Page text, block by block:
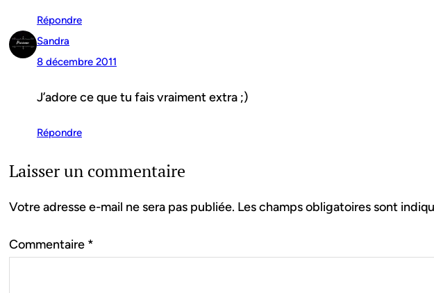
Répondre
Sandra
8 décembre 2011
J’adore ce que tu fais vraiment extra ;)
Répondre
Laisser un commentaire
Votre adresse e-mail ne sera pas publiée. Les champs obligatoires sont
Commentaire *